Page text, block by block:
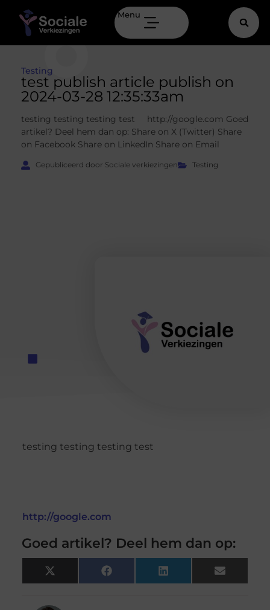
Menu
Testing
test publish article publish on
2024-03-28 12:35:33am
testing testing testing test http://google.com Goed
artikel? Deel hem dan op: Share on X (Twitter) Share
on Facebook Share on LinkedIn Share on Email
Gepubliceerd door Sociale verkiezingen Testing
testing testing testing test
http://google.com
Goed artikel? Deel hem dan op:
X
(Twitter)
Facebook LinkedIn Email